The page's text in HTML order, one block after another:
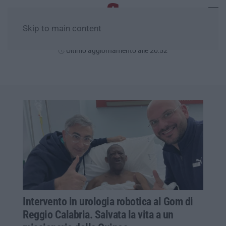
Skip to main content
Ultimo aggiornamento alle 20:52
Intervento in urologia robotica al Gom di
Reggio Calabria. Salvata la vita a un